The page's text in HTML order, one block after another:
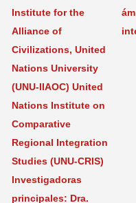
Institute for the
Alliance of
Civilizations, United
Nations University
(UNU-IIAOC) United
Nations Institute on
Comparative
Regional Integration
Studies (UNU-CRIS)
Investigadoras
principales: Dra.